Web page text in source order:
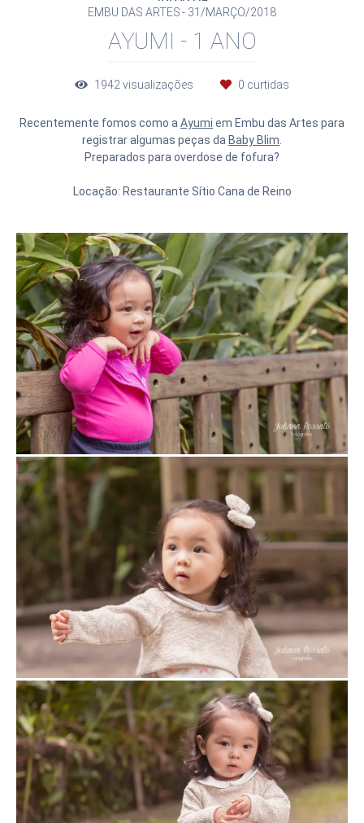
EMBU DAS ARTES
31/MARÇO/2018
AYUMI - 1 ANO
1942 visualizações 0 curtidas
Recentemente fomos como a Ayumi em Embu das Artes para
registrar algumas peças da Baby Blim
Preparados para overdose de fofura?
Locação: Restaurante Sítio Cana de Reino